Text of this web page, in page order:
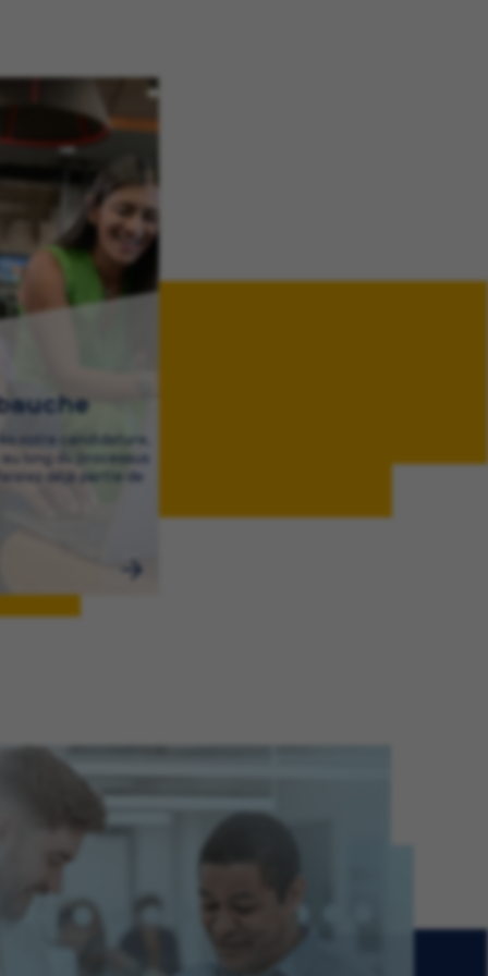
votre candidature,
long du processus
déjà partie de